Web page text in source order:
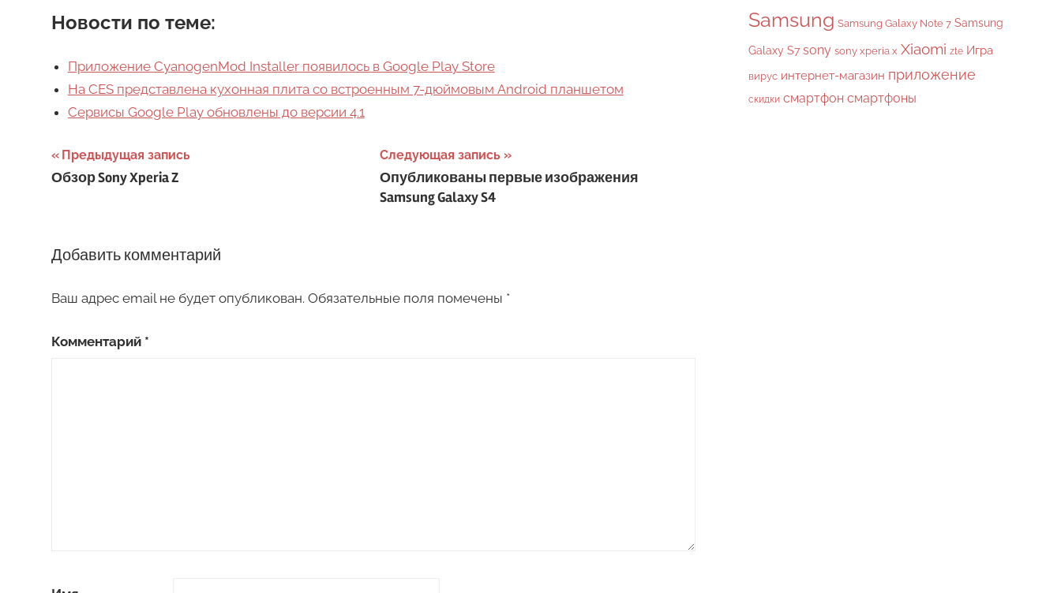
Новости по теме:
Приложение CyanogenMod Installer появилось в Google Play Store
На CES представлена кухонная плита со встроенным 7-дюймовым Android планшетом
Сервисы Google Play обновлены до версии 4.1
Навигация
по
Предыдущая запись
Обзор Sony Xperia Z
Следующая запись
Опубликованы первые изображения
Samsung Galaxy S4
Добавить комментарий
Ваш адрес email не будет опубликован. Обязательные поля помечены *
Комментарий *
Samsung Samsung Galaxy Note 7 Samsung
Galaxy S7 sony sony xperia x Xiaomi zte Игра
вирус интернет-магазин приложение
скидки смартфон смартфоны